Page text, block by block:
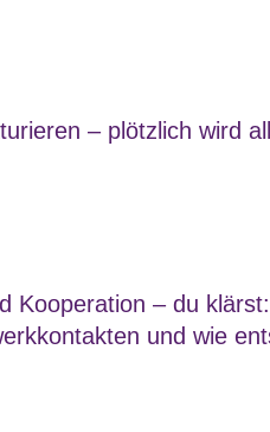
– plötzlich wird
Kooperation – du
und wie